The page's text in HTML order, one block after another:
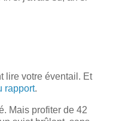
lire votre éventail. Et
rapport.
Mais profiter de 42